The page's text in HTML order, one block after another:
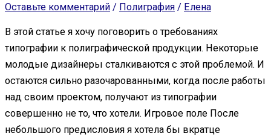
Оставьте комментарий / Полиграфия / Елена
В этой статье я хочу поговорить о требованиях
типографии к полиграфической продукции. Некоторые
молодые дизайнеры сталкиваются с этой проблемой. И
остаются сильно разочарованными, когда после работы
над своим проектом, получают из типографии
совершенно не то, что хотели. Игровое поле После
небольшого предисловия я хотела бы вкратце